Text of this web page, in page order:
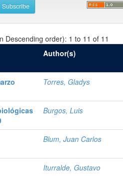
Descending order): 1 to 11 of 11
Author(s)
Torres, Gladys
Burgos, Luis
Blum, Juan Carlos
Iturralde, Gustavo